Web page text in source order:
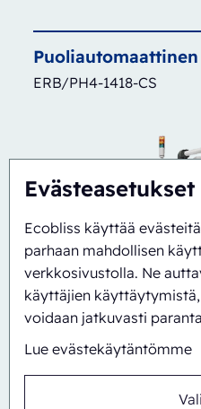
Evästeasetukset
Ecobliss käyttää
parhaan mahdollisen
verkkosivustolla. Ne
käyttäjien
voidaan jatkuvasti
Lue evästekäytäntömme
Puoliautomaattinen
ERB/PH4-1418-CS